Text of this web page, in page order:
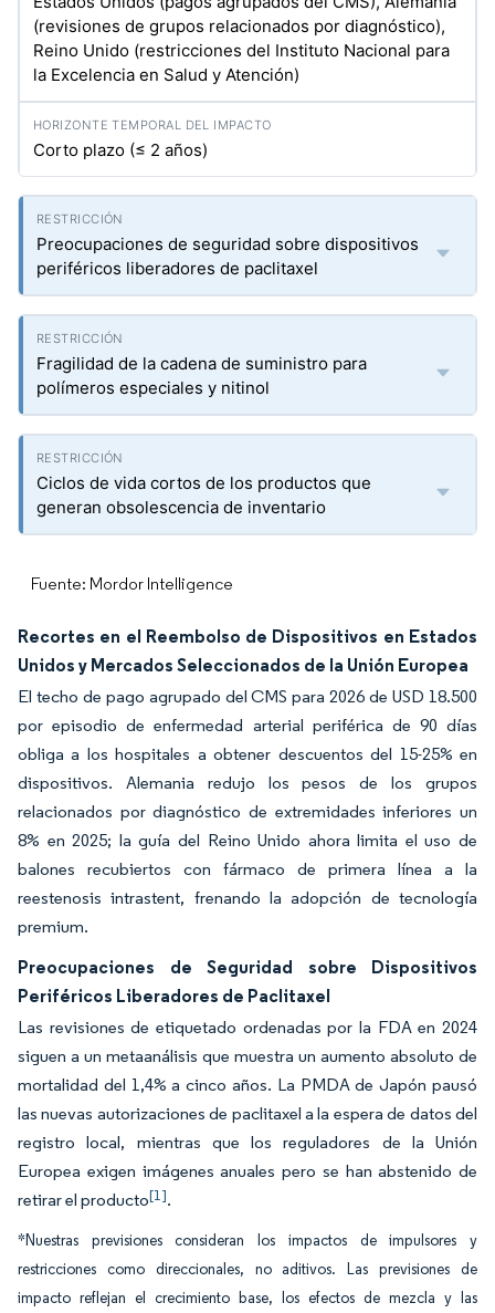
(revisiones de grupos relacionados por diagnóstico),
Reino Unido (restricciones del Instituto Nacional para
la Excelencia en Salud y Atención)
Corto plazo (≤ 2 años)
Preocupaciones de seguridad sobre dispositivos
periféricos liberadores de paclitaxel
Fragilidad de la cadena de suministro para
polímeros especiales y nitinol
Ciclos de vida cortos de los productos que
generan obsolescencia de inventario
Fuente: Mordor Intelligence
Recortes en el Reembolso de Dispositivos en Estados
Unidos y Mercados Seleccionados de la Unión Europea
El techo de pago agrupado del CMS para 2026 de USD 18.500
por episodio de enfermedad arterial periférica de 90 días
obliga a los hospitales a obtener descuentos del 15-25% en
dispositivos. Alemania redujo los pesos de los grupos
relacionados por diagnóstico de extremidades inferiores un
8% en 2025; la guía del Reino Unido ahora limita el uso de
balones recubiertos con fármaco de primera línea a la
reestenosis intrastent, frenando la adopción de tecnología
premium.
Preocupaciones de Seguridad sobre Dispositivos
Periféricos Liberadores de Paclitaxel
Las revisiones de etiquetado ordenadas por la FDA en 2024
siguen a un metaanálisis que muestra un aumento absoluto de
mortalidad del 1,4% a cinco años. La PMDA de Japón pausó
las nuevas autorizaciones de paclitaxel a la espera de datos del
registro local, mientras que los reguladores de la Unión
Europea exigen imágenes anuales pero se han abstenido de
retirar el producto[1].
*Nuestras previsiones consideran los impactos de impulsores y
restricciones como direccionales, no aditivos. Las previsiones de
impacto reflejan el crecimiento base, los efectos de mezcla y las